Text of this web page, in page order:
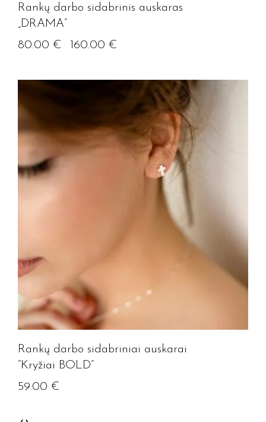
Rankų darbo sidabrinis auskaras
„DRAMA”
80.00 € 160.00 €
Rankų darbo sidabriniai auskarai
“Kryžiai BOLD”
59.00 €